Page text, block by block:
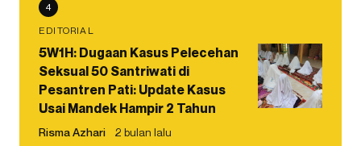
4
EDITORIAL
5W1H: Dugaan Kasus Pelecehan
Seksual 50 Santriwati di
Pesantren Pati: Update Kasus
Usai Mandek Hampir 2 Tahun
Risma Azhari 2 bulan lalu